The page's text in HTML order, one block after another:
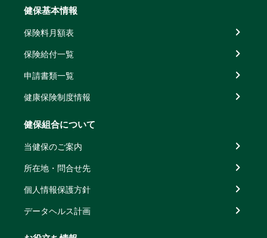
健保基本情報
保険料月額表
保険給付一覧
申請書類一覧
健康保険制度情報
健保組合について
当健保のご案内
所在地・問合せ先
個人情報保護方針
データヘルス計画